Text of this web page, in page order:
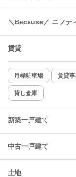
＼Because／ ニフテ
賃貸
月極駐車場 賃貸
貸し倉庫
新築一戸建て
中古一戸建て
土地